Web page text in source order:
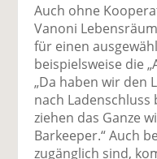
Auch ohne
Vanoni
für einen
beispielsweise die
„Da haben wir den
nach
ziehen das Ganze
Barkeeper.“ Auch
zugänglich sind,